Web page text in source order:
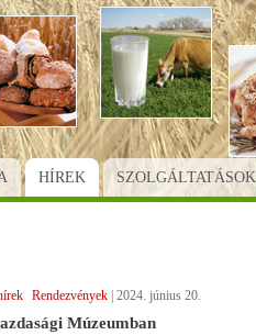
HÍREK SZOLGÁLTATÁSOK
Rendezvények 2024. június 20.
Múzeumban